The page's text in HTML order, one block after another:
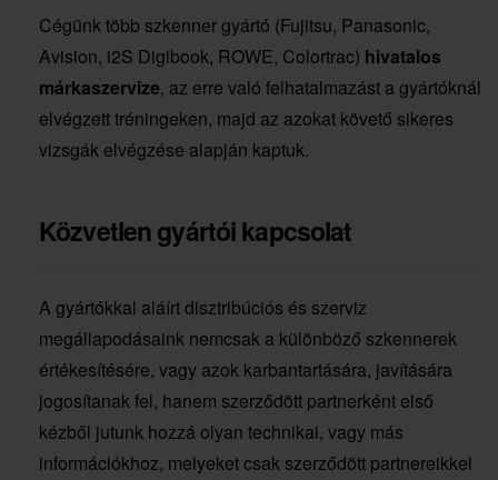
Cégünk több szkenner gyártó (Fujitsu, Panasonic,
Avision, i2S Digibook, ROWE, Colortrac) hivatalos
márkaszervize, az erre való felhatalmazást a gyártóknál
elvégzett tréningeken, majd az azokat követő sikeres
vizsgák elvégzése alapján kaptuk.
Közvetlen gyártói kapcsolat
A gyártókkal aláírt disztribúciós és szerviz
megállapodásaink nemcsak a különböző szkennerek
értékesítésére, vagy azok karbantartására, javítására
jogosítanak fel, hanem szerződött partnerként első
kézből jutunk hozzá olyan technikai, vagy más
információkhoz, melyeket csak szerződött partnereikkel